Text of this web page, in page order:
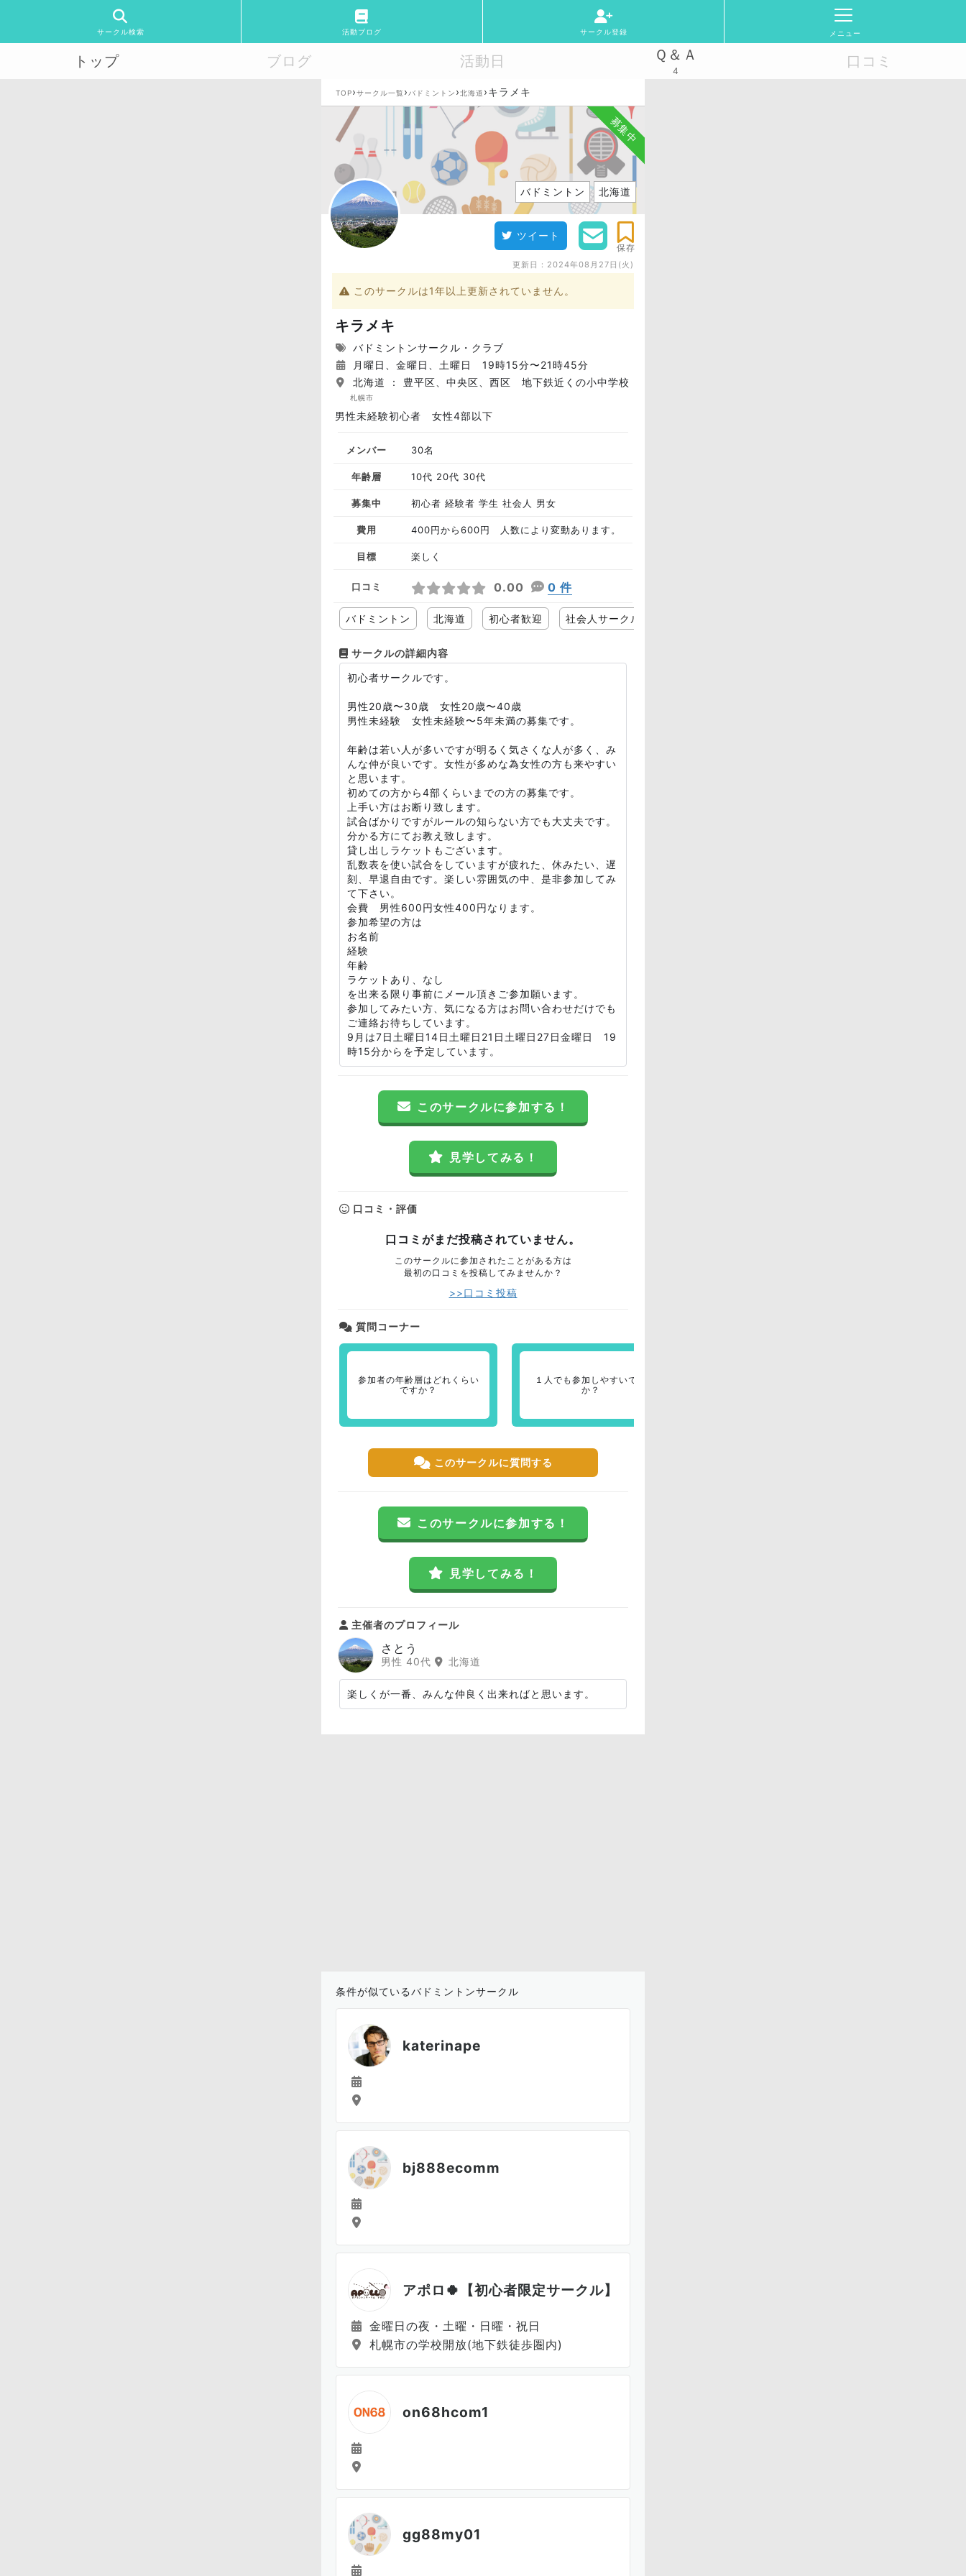
サークル検索 活動ブログ サークル登録 メニュー
トップ ブログ 活動日 Ｑ＆Ａ
4
口コミ
TOP›サークル一覧 › バドミントン ›北海道 ›キラメキ
募集中
バドミントン 北海道
ツイート
保存
更新日： 2024年08月27日(火)
このサークルは1年以上更新されていません。
キラメキ
バドミントンサークル・クラブ
月曜日、金曜日、土曜日 19時15分〜21時45分
北海道 ： 豊平区、中央区、西区 地下鉄近くの小中学校
札幌市
男性未経験初心者 女性4部以下
メンバー 30名
年齢層 10代 20代 30代
募集中 初心者 経験者 学生 社会人 男女
費用 400円から600円 人数により変動あります。
目標 楽しく
口コミ 0.00 0 件
バドミントン 北海道 初心者歓迎 社会人サークル
サークルの詳細内容
初心者サークルです。
男性20歳〜30歳 女性20歳〜40歳
男性未経験 女性未経験〜5年未満の募集です。
年齢は若い人が多いですが明るく気さくな人が多く、み
んな仲が良いです。女性が多めな為女性の方も来やすい
と思います。
初めての方から4部くらいまでの方の募集です。
上手い方はお断り致します。
試合ばかりですがルールの知らない方でも大丈夫です。
分かる方にてお教え致します。
貸し出しラケットもございます。
乱数表を使い試合をしていますが疲れた、休みたい、遅
刻、早退自由です。楽しい雰囲気の中、是非参加してみ
て下さい。
会費 男性600円女性400円なります。
参加希望の方は
お名前
経験
年齢
ラケットあり、なし
を出来る限り事前にメール頂きご参加願います。
参加してみたい方、気になる方はお問い合わせだけでも
ご連絡お待ちしています。
9月は7日土曜日14日土曜日21日土曜日27日金曜日 19
時15分からを予定しています。
このサークルに参加する！
見学してみる！
口コミ・評価
口コミがまだ投稿されていません。
このサークルに参加されたことがある方は
最初の口コミを投稿してみませんか？
>>口コミ投稿
質問コーナー
参加者の年齢層はどれくらい
ですか？
１人でも参加しやすいです
か？
このサークルに質問する
このサークルに参加する！
見学してみる！
主催者のプロフィール
さとう
男性 40代 北海道
楽しくが一番、みんな仲良く出来ればと思います。
条件が似ているバドミントンサークル
katerinape
bj888ecomm
アポロ🍀【初心者限定サークル】
金曜日の夜・土曜・日曜・祝日
札幌市の学校開放(地下鉄徒歩圏内)
on68hcom1
gg88my01